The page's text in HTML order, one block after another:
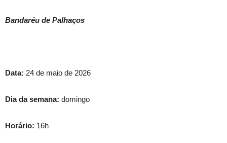
Bandaréu de Palhaços
Data: 24 de maio de 2026
Dia da semana: domingo
Horário: 16h